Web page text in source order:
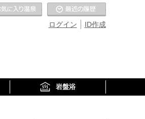
ID作成
ログイン
お気に入りの温泉
岩盤浴